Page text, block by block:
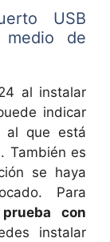
USB
de
al instalar
indicar
al que está
También es
se haya
Para
prueba con
instalar